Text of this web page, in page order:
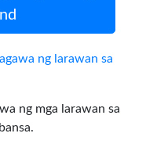
ng larawan sa
ng mga larawan sa